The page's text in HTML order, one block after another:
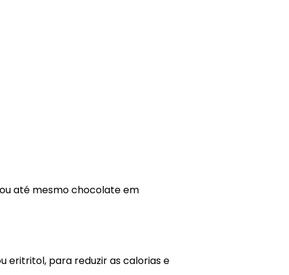
até mesmo chocolate em
eritritol, para reduzir as calorias e